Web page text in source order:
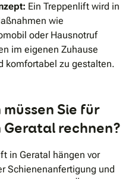
Ein Treppenlift wird in
wie
oder Hausnotruf
im eigenen Zuhause
komfortabel zu gestalten.
Sie für
rechnen?
in Geratal hängen vor
Schienenanfertigung und